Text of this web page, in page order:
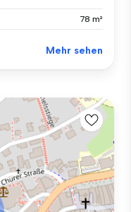
78 m²
Mehr sehen